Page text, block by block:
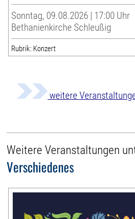
Sonntag, 09.08.2026 | 17:00 Uhr
Bethanienkirche Schleußig
Rubrik: Konzert
weitere
Weitere Veranstaltungen
Verschiedenes